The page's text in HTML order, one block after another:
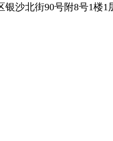
银沙北街90号附8号1楼1